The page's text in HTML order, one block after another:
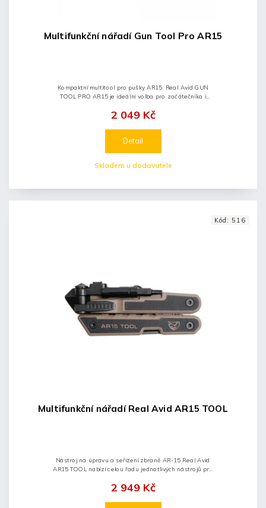
Multifunkční nářadí Gun Tool Pro AR15
Skladem u dodavatele
2 049 Kč
Detail
Kompaktní multitool pro pušky AR15. Real Avid GUN
TOOL PRO AR15 je ideální volba pro začátečníka i
PRO...
Multifunkční nářadí Real Avid AR15 TOOL
2 949 Kč
Nástroj na úpravu a seřízení zbraně AR-15 Real Avid
AR15 TOOL nabízí celou řadu jednotlivých nástrojů pro
rozebírání, opravách...
Kód: 516